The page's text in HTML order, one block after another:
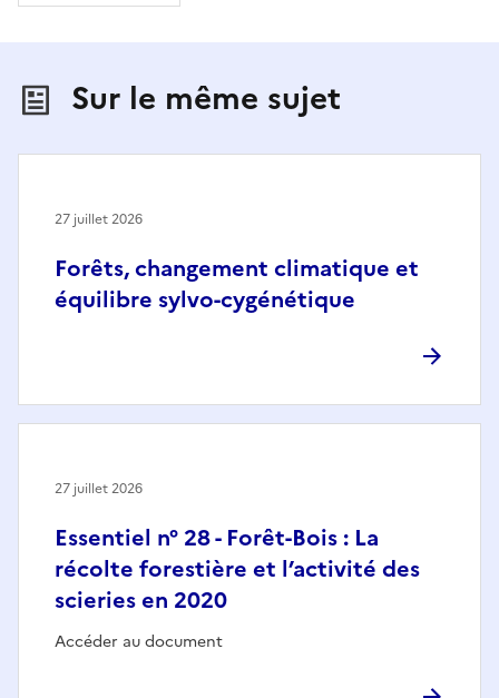
Sur le même sujet
Forêts, changement climatique et
équilibre sylvo-cygénétique
27 juillet 2026
Essentiel n° 28 - Forêt-Bois : La
récolte forestière et l’activité des
scieries en 2020
Accéder au document
27 juillet 2026